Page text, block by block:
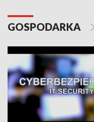
GOSPODARKA